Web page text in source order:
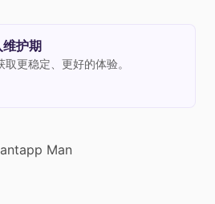
维护期
更稳定、更好的体验。
Man